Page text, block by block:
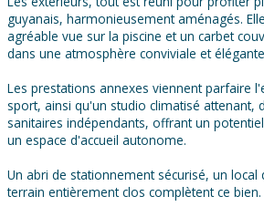
guyanais, harmonieusement aménagés.
agréable vue sur la piscine et un carbet
dans une atmosphère conviviale et
Les prestations annexes viennent parfaire
sport, ainsi qu'un studio climatisé attenant,
sanitaires indépendants, offrant un
un espace d'accueil autonome.
Un abri de stationnement sécurisé, un local
terrain entièrement clos complètent ce bien.